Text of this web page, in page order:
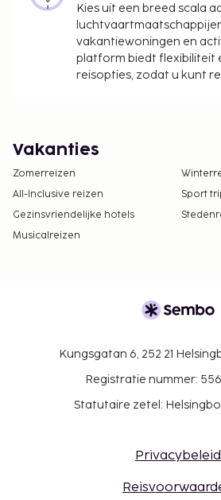
Kies uit een breed scala
vakantiewoningen en
platform biedt flexibiliteit
reisopties, zodat u kunt
Vakanties
Zomerreizen
All-Inclusive reizen
Sport
Gezinsvriendelijke hotels
Musicalreizen
Kungsgatan 6, 252 21
Registratie nummer:
Statutaire zetel:
Privacybeleid